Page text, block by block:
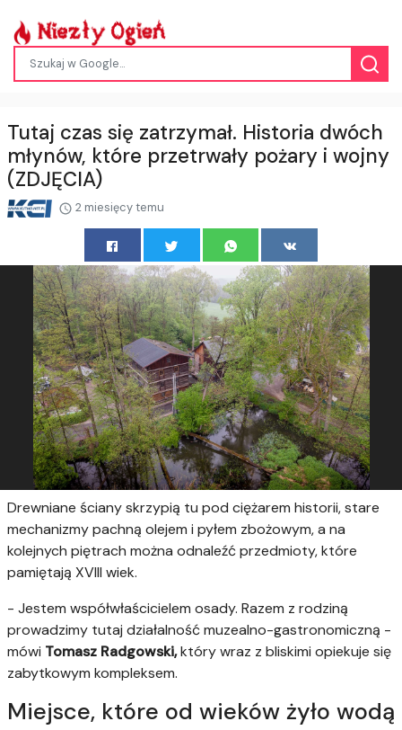
Tutaj czas się zatrzymał. Historia dwóch
młynów, które przetrwały pożary i wojny
(ZDJĘCIA)
2 miesięcy temu
Drewniane ściany skrzypią tu pod ciężarem historii, stare
mechanizmy pachną olejem i pyłem zbożowym, a na
kolejnych piętrach można odnaleźć przedmioty, które
pamiętają XVIII wiek.
- Jestem współwłaścicielem osady. Razem z rodziną
prowadzimy tutaj działalność muzealno-gastronomiczną -
mówi Tomasz Radgowski,który wraz z bliskimi opiekuje się
zabytkowym kompleksem.
Miejsce, które od wieków żyło wodą